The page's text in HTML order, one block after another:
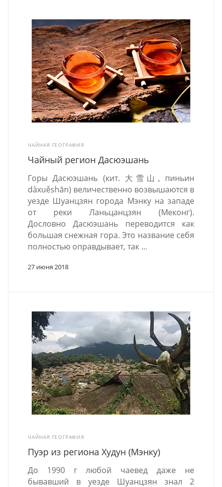
ЧАЙНАЯ ГЕОГРАФИЯ
27 июня 2018
Чайный регион Дасюэшань
Горы Дасюэшань (кит. 大雪山, пиньин
dàxuěshān) величественно возвышаются в
уезде Шуанцзян города Мэнку на западе
от реки Ланьцанцзян (Меконг).
Дословно Дасюэшань переводится как
большая снежная гора. Это название себя
полностью оправдывает, так ...
ЧАЙНАЯ ГЕОГРАФИЯ
Пуэр из региона Худун (Мэнку)
До 1990 г любой чаевед даже не
бывавший в уезде Шуанцзян знал 2